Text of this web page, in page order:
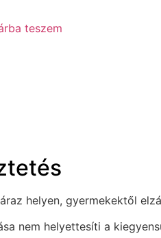
teszem
helyen, gyermekektől
nem helyettesíti a